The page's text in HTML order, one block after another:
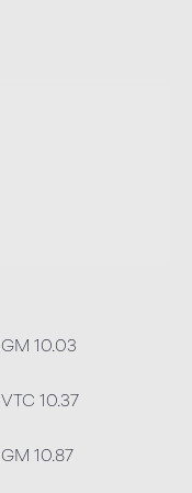
GM 10.03
VTC 10.37
GM 10.87